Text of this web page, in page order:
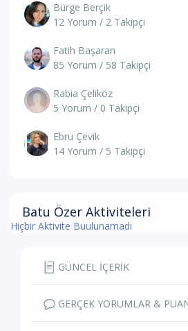
Bürge Berçik
12 Yorum / 2 Takipçi
Fatih Başaran
85 Yorum / 58 Takipçi
Rabia Çeliköz
5 Yorum / 0 Takipçi
Ebru Çevik
14 Yorum / 5 Takipçi
Batu Özer Aktiviteleri
Hiçbir Aktivite Buulunamadı
GÜNCEL İÇERİK
GERÇEK YORUMLAR &